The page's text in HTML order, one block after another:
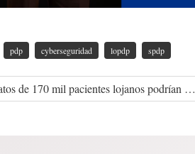
pdp cyberseguridad lopdp spdp
de 170 mil pacientes lojanos podrían …